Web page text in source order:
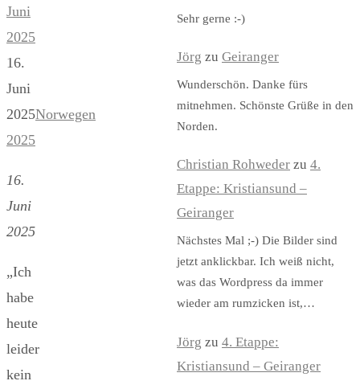
Juni
2025
16.
Juni
2025Norwegen
2025
16.
Juni
2025
„Ich
habe
heute
leider
kein
Sehr gerne :-)
Jörg zu Geiranger
Wunderschön. Danke fürs
mitnehmen. Schönste Grüße in den
Norden.
Christian Rohweder zu 4.
Etappe: Kristiansund –
Geiranger
Nächstes Mal ;-) Die Bilder sind
jetzt anklickbar. Ich weiß nicht,
was das Wordpress da immer
wieder am rumzicken ist,…
Jörg zu 4. Etappe:
Kristiansund – Geiranger